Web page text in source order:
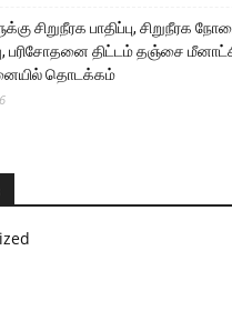
சிறுநீரக பாதிப்பு, சிறுநீரக
பரிசோதனை திட்டம் தஞ்சை
தொடக்கம்